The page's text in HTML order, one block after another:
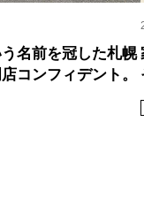
う名前を冠した札幌
コンフィデント。